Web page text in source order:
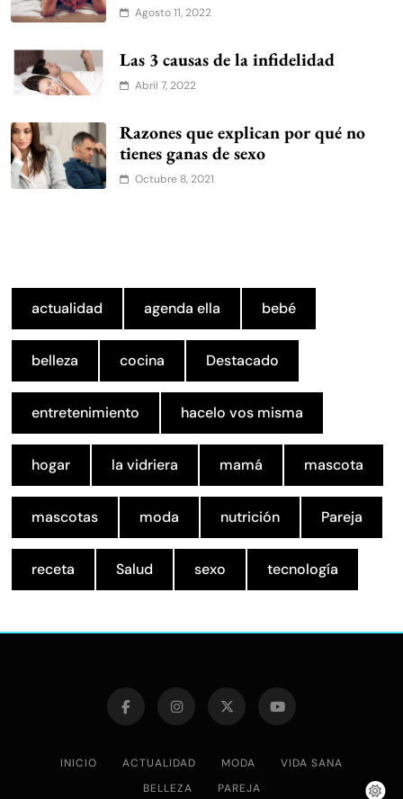
Agosto 11, 2022
Las 3 causas de la infidelidad
Abril 7, 2022
Razones que explican por qué no
tienes ganas de sexo
Octubre 8, 2021
actualidad agenda ella bebé
belleza cocina Destacado
entretenimiento hacelo vos misma
hogar la vidriera mamá mascota
mascotas moda nutrición Pareja
receta Salud sexo tecnología
INICIO ACTUALIDAD MODA
VIDA SANA
BELLEZA
PAREJA